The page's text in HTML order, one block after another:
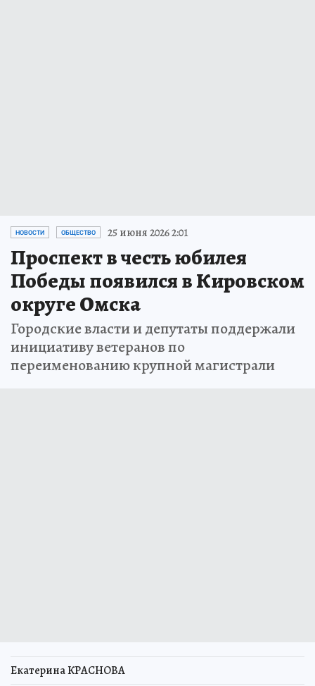
НОВОСТИ ОБЩЕСТВО 25 июня 2026 2:01
Проспект в честь юбилея
Победы появился в Кировском
округе Омска
Городские власти и депутаты поддержали
инициативу ветеранов по
переименованию крупной магистрали
Екатерина КРАСНОВА